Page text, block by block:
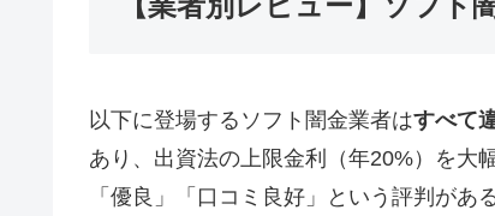
以下に登場するソフト闇金業者はすべて
あり、出資法の上限金利（年20%）を大
「優良」「口コミ良好」という評判があ